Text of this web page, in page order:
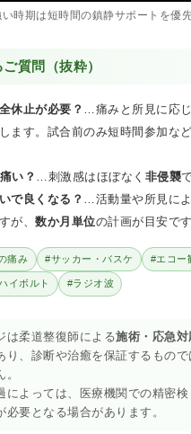
時期は短時間の鎮静サポートを優
質問（抜粋）
休止が必要？ …痛みと所見に応じ
します。試合前のみ短時間参加な
い？
…刺激感はほぼなく 非侵襲
で良くなる？
…活動量や所見に
が、数か月単位の計画が目安です
痛み #サッカー・バスケ #エコー
イボルト #ラジオ波
は柔道整復師による施術・応急対
り、診断や治癒を保証するもので
によっては、医療機関での精密検
必要となる場合があります。